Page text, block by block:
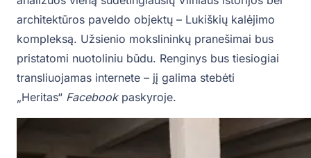
architektūros paveldo objektų – Lukiškių kalėjimo
kompleksą. Užsienio mokslininkų pranešimai bus
pristatomi nuotoliniu būdu. Renginys bus tiesiogiai
transliuojamas internete – jį galima stebėti
„Heritas“ Facebookpaskyroje.